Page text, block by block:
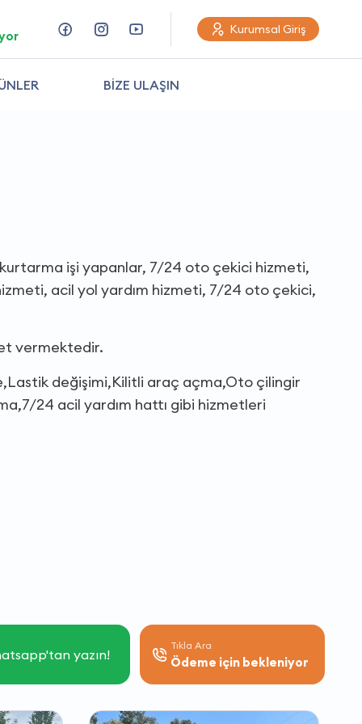
Kurumsal Giriş
BİZE ULAŞIN
işi yapanlar, 7/24 oto çekici hizmeti,
acil yol yardım hizmeti, 7/24 oto çekici,
vermektedir.
değişimi,Kilitli araç açma,Oto çilingir
24 acil yardım hattı gibi hizmetleri
yazın!
Tıkla Ara
Ödeme için bekleniyor